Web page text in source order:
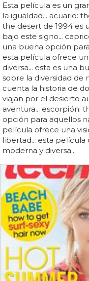
Esta película es un
la igualdad... acuario:
the desert de 1994 es
bajo este signo...
una buena opción
esta película ofrece
diversa... esta es una
sobre la diversidad de
cuenta la historia de
viajan por el desierto
aventura... escorpión:
opción para aquellos
película ofrece una
libertad... esta película
moderna y diversa...